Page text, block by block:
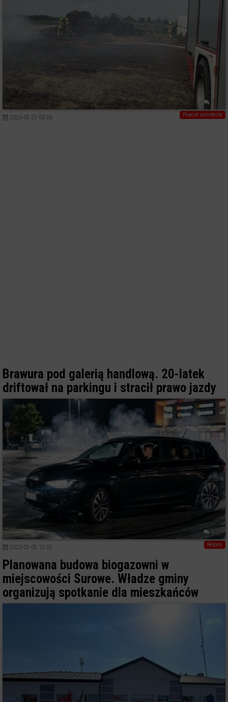
0
Powiat ostrołecki
2026-05-25 08:06
Brawura pod galerią handlową. 20-latek
driftował na parkingu i stracił prawo jazdy
0
Region
2026-05-05 15:05
Planowana budowa biogazowni w
miejscowości Surowe. Władze gminy
organizują spotkanie dla mieszkańców